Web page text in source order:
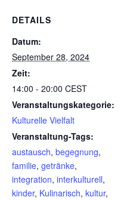
DETAILS
Datum:
September 28, 2024
Zeit:
14:00 - 20:00 CEST
Veranstaltungskategorie:
Kulturelle Vielfalt
Veranstaltung-Tags:
austausch, begegnung,
familie, getränke,
integration, interkulturell,
kinder, Kulinarisch, kultur,